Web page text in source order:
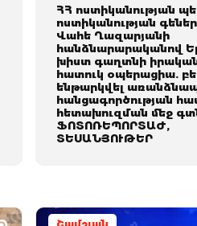
ՀՀ ոստիկանության
ոստիկանության
Վահե Ղազարյանի
հանձնարարականով
խիստ գաղտնի
հատուկ օպերացիա.
ենթարկվել
հանցագործության
հետախուզման մեջ
ՖՈՏՈՌԵՊՈՐՏԱԺ,
ՏԵՍԱՆՅՈՒԹԵՐ